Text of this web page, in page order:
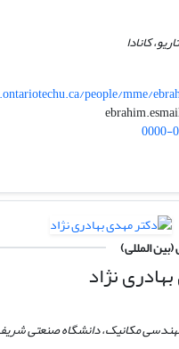
کانادا
people/mme/
0000-
المللی)
نژاد
مکانیک، دانشگاه صنعتی